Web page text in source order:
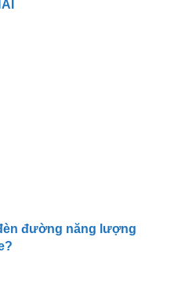
đường năng lượng